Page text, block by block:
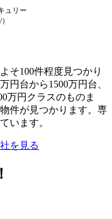
ュリー
そ100件程度見つかり
円台から1500万円台、
万円クラスのものま
件が見つかります。専
います。
を見る